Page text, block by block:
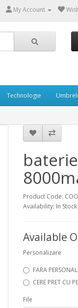
My Account
Technologie
Product Code:
Availability: In Stock
Available
Personalizare
FARA
CERE PRET CU
File